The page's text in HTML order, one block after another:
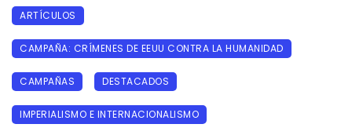
ARTÍCULOS
CAMPAÑA: CRÍMENES DE EEUU CONTRA LA HUMANIDAD
CAMPAÑAS DESTACADOS
IMPERIALISMO E INTERNACIONALISMO